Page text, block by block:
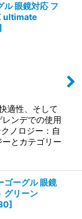
ル 眼鏡対応 フ
ultimate
適性、そして
ンデでの使用
ノロジー：自
とカテゴリー
ゴーグル 眼鏡
グリーン
]